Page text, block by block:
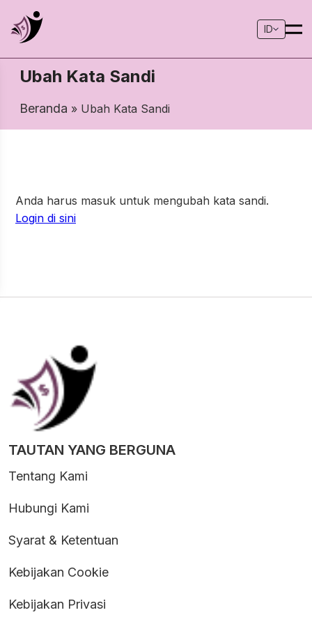
ID
Ubah Kata Sandi
Beranda » Ubah Kata Sandi
Anda harus masuk untuk mengubah kata sandi.
Login di sini
TAUTAN YANG BERGUNA
Tentang Kami
Hubungi Kami
Syarat & Ketentuan
Kebijakan Cookie
Kebijakan Privasi